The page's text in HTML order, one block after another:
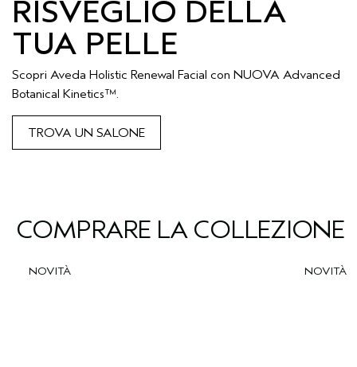
RISVEGLIO DELLA
TUA PELLE
Scopri Aveda Holistic Renewal Facial con NUOVA Advanced
Botanical Kinetics™.
TROVA UN SALONE
COMPRARE LA COLLEZIONE
NOVITÀ NOVITÀ